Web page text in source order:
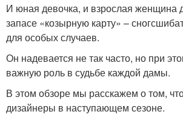
И юная девочка, и взрослая женщина
запасе «козырную карту» –
для особых случаев.
Он надевается не так часто, но при
важную роль в судьбе каждой дамы.
В этом обзоре мы расскажем о том,
дизайнеры в наступающем сезоне.